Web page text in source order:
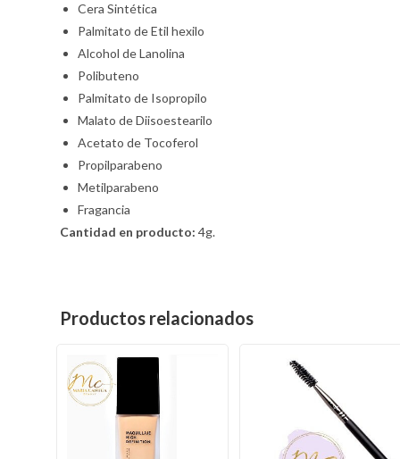
Cera Sintética
Palmitato de Etil hexilo
Alcohol de Lanolina
Polibuteno
Palmitato de Isopropilo
Malato de Diisoestearilo
Acetato de Tocoferol
Propilparabeno
Metilparabeno
Fragancia
Cantidad en producto:4g.
Productos relacionados